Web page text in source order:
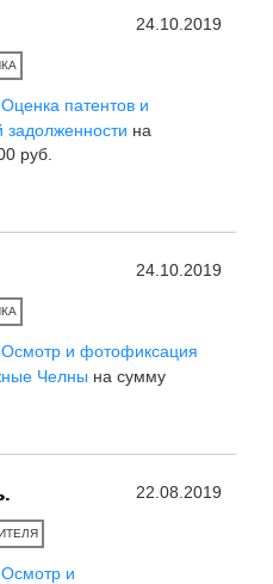
24.10.2019
Оценка патентов и
задолженности на
руб.
24.10.2019
Осмотр и фотофиксация
Челны на сумму
22.08.2019
Осмотр и